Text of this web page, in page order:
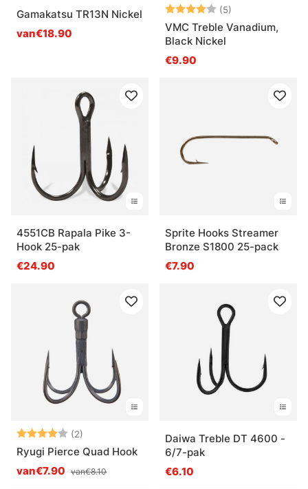
Gamakatsu TR13N Nickel
van€18.90
Beoordeling:
(5)
VMC Treble Vanadium,
Black Nickel
€9.90
4551CB Rapala Pike 3-
Hook 25-pak
€24.90
Sprite Hooks Streamer
Bronze S1800 25-pack
€7.90
Beoordeling:
(2)
Ryugi Pierce Quad Hook
van€7.90 van€8.10
Daiwa Treble DT 4600 -
6/7-pak
€6.10